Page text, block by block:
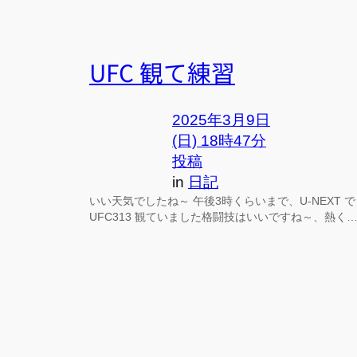
UFC 観て練習
2025年3月9日
(日) 18時47分
投稿
in 日記
いい天気でしたね～ 午後3時くらいまで、U-NEXT で
UFC313 観ていました格闘技はいいですね～、熱く…